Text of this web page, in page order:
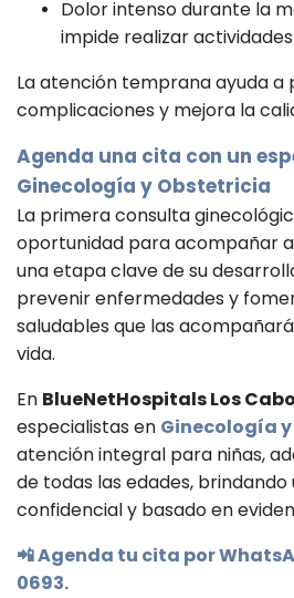
Dolor intenso durante la
impide realizar
La atención temprana ayuda a
complicaciones y mejora la
Agenda una cita con un
Ginecología y Obstetricia
La primera consulta
oportunidad para acompañar
una etapa clave de su
prevenir enfermedades y
saludables que las
vida.
En BlueNetHospitals Los
especialistas en Ginecología
atención integral para niñas,
de todas las edades,
confidencial y basado en
📲 Agenda tu cita por
0693.